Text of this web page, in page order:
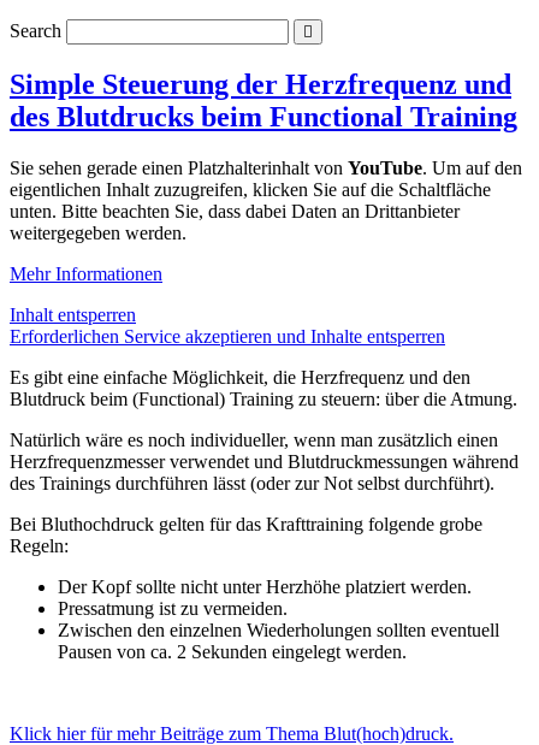
Search
Simple Steuerung der Herzfrequenz und
des Blutdrucks beim Functional Training
Sie sehen gerade einen Platzhalterinhalt von YouTube. Um auf den
eigentlichen Inhalt zuzugreifen, klicken Sie auf die Schaltfläche
unten. Bitte beachten Sie, dass dabei Daten an Drittanbieter
weitergegeben werden.
Mehr Informationen
Inhalt entsperren
Erforderlichen Service akzeptieren und Inhalte entsperren
Es gibt eine einfache Möglichkeit, die Herzfrequenz und den
Blutdruck beim (Functional) Training zu steuern: über die Atmung.
Natürlich wäre es noch individueller, wenn man zusätzlich einen
Herzfrequenzmesser verwendet und Blutdruckmessungen während
des Trainings durchführen lässt (oder zur Not selbst durchführt).
Bei Bluthochdruck gelten für das Krafttraining folgende grobe
Regeln:
Der Kopf sollte nicht unter Herzhöhe platziert werden.
Pressatmung ist zu vermeiden.
Zwischen den einzelnen Wiederholungen sollten eventuell
Pausen von ca. 2 Sekunden eingelegt werden.
Klick hier für mehr Beiträge zum Thema Blut(hoch)druck.